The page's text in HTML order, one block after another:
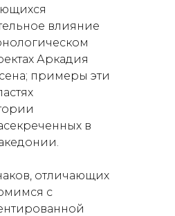
влияние
Аркадия
примеры эти
в
отличающих
с